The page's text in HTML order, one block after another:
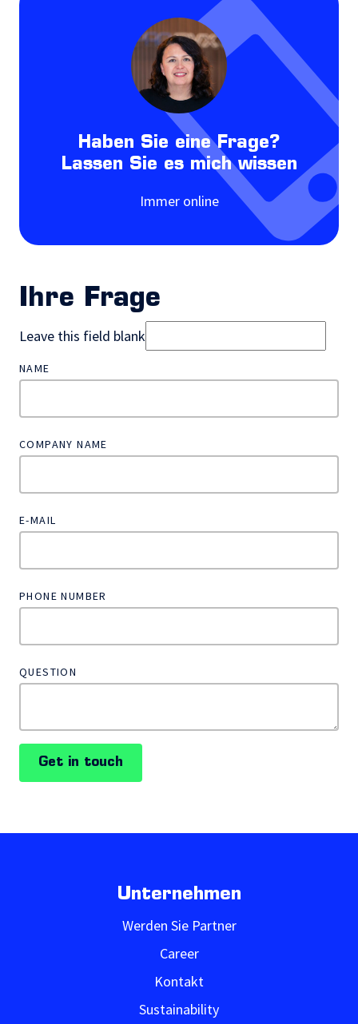
Haben Sie eine Frage?
Lassen Sie es mich wissen
Immer online
Ihre Frage
Leave this field blank
NAME
COMPANY NAME
E-MAIL
PHONE NUMBER
QUESTION
Get in touch
Unternehmen
Werden Sie Partner
Career
Kontakt
Sustainability